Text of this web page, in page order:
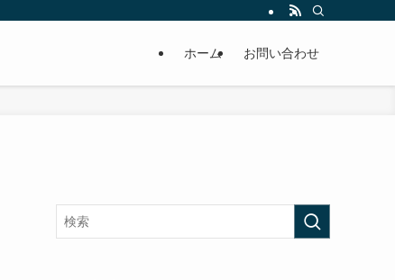
ホーム お問い合わせ